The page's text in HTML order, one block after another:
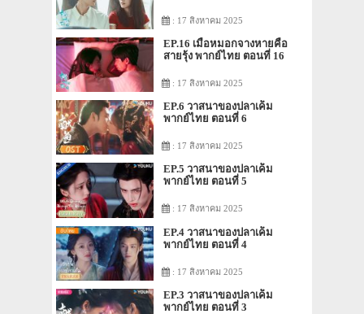
: 17 สิงหาคม 2025
EP.16 เมื่อหมอกจางหายคือ
สายรุ้ง พากย์ไทย ตอนที่ 16
: 17 สิงหาคม 2025
EP.6 วาสนาของปลาเค็ม
พากย์ไทย ตอนที่ 6
: 17 สิงหาคม 2025
EP.5 วาสนาของปลาเค็ม
พากย์ไทย ตอนที่ 5
: 17 สิงหาคม 2025
EP.4 วาสนาของปลาเค็ม
พากย์ไทย ตอนที่ 4
: 17 สิงหาคม 2025
EP.3 วาสนาของปลาเค็ม
พากย์ไทย ตอนที่ 3